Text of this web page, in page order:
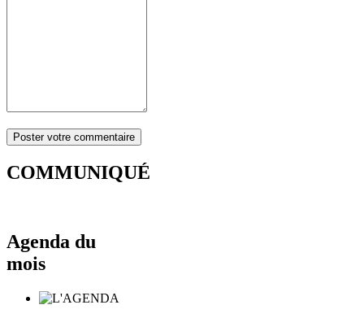
COMMUNIQUÉ
Agenda du
mois